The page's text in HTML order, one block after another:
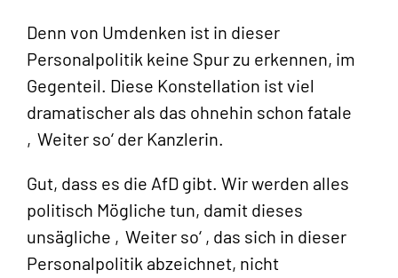
Denn von Umdenken ist in dieser
Personalpolitik keine Spur zu erkennen, im
Gegenteil. Diese Konstellation ist viel
dramatischer als das ohnehin schon fatale
‚Weiter so‘ der Kanzlerin.
Gut, dass es die AfD gibt. Wir werden alles
politisch Mögliche tun, damit dieses
unsägliche ‚Weiter so‘ , das sich in dieser
Personalpolitik abzeichnet, nicht